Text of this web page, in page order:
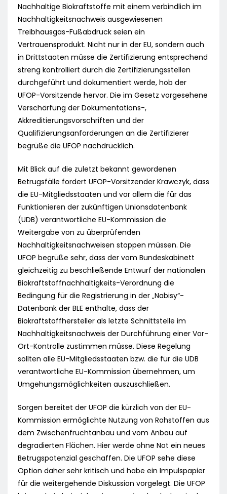
Nachhaltige Biokraftstoffe mit einem verbindlich im
Nachhaltigkeitsnachweis ausgewiesenen
Treibhausgas-Fußabdruck seien ein
Vertrauensprodukt. Nicht nur in der EU, sondern auch
in Drittstaaten müsse die Zertifizierung entsprechend
streng kontrolliert durch die Zertifizierungsstellen
durchgeführt und dokumentiert werde, hob der
UFOP-Vorsitzende hervor. Die im Gesetz vorgesehene
Verschärfung der Dokumentations-,
Akkreditierungsvorschriften und der
Qualifizierungsanforderungen an die Zertifizierer
begrüße die UFOP nachdrücklich.
Mit Blick auf die zuletzt bekannt gewordenen
Betrugsfälle fordert UFOP-Vorsitzender Krawczyk, dass
die EU-Mitgliedsstaaten und vor allem die für das
Funktionieren der zukünftigen Unionsdatenbank
(UDB) verantwortliche EU-Kommission die
Weitergabe von zu überprüfenden
Nachhaltigkeitsnachweisen stoppen müssen. Die
UFOP begrüße sehr, dass der vom Bundeskabinett
gleichzeitig zu beschließende Entwurf der nationalen
Biokraftstoffnachhaltigkeits-Verordnung die
Bedingung für die Registrierung in der „Nabisy“-
Datenbank der BLE enthalte, dass der
Biokraftstoffhersteller als letzte Schnittstelle im
Nachhaltigkeitsnachweis der Durchführung einer Vor-
Ort-Kontrolle zustimmen müsse. Diese Regelung
sollten alle EU-Mitgliedsstaaten bzw. die für die UDB
verantwortliche EU-Kommission übernehmen, um
Umgehungsmöglichkeiten auszuschließen.
Sorgen bereitet der UFOP die kürzlich von der EU-
Kommission ermöglichte Nutzung von Rohstoffen aus
dem Zwischenfruchtanbau und vom Anbau auf
degradierten Flächen. Hier werde ohne Not ein neues
Betrugspotenzial geschaffen. Die UFOP sehe diese
Option daher sehr kritisch und habe ein Impulspapier
für die weitergehende Diskussion vorgelegt. Die UFOP